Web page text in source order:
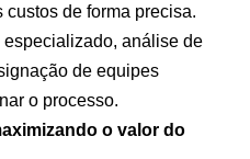
custos de forma precisa.
especializado, análise de
de equipes
o processo.
o valor do